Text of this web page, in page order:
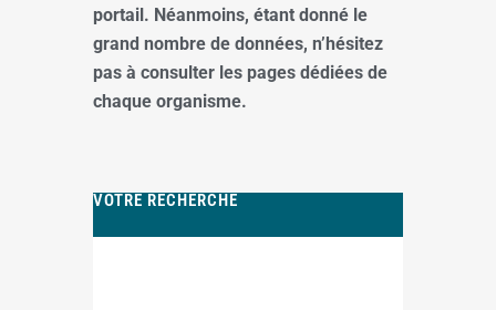
portail. Néanmoins, étant donné le
grand nombre de données, n’hésitez
pas à consulter les pages dédiées de
chaque organisme.
VOTRE RECHERCHE